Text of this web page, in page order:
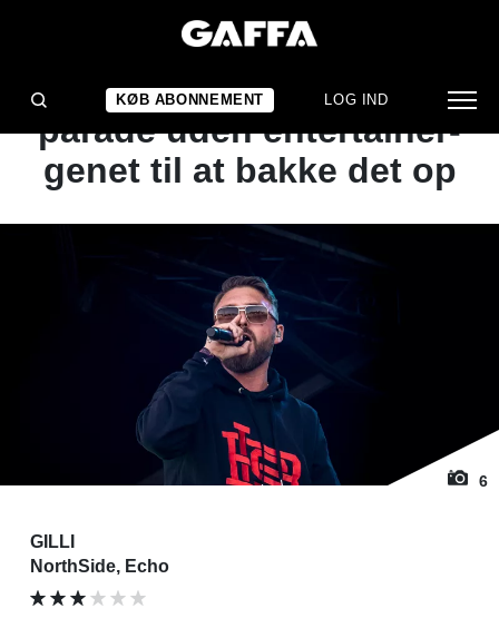
KØB ABONNEMENT LOG IND
KONCERTANMELDELSE
Gilli leverede en hit-
parade uden entertainer-
genet til at bakke det op
6
GILLI
NorthSide, Echo